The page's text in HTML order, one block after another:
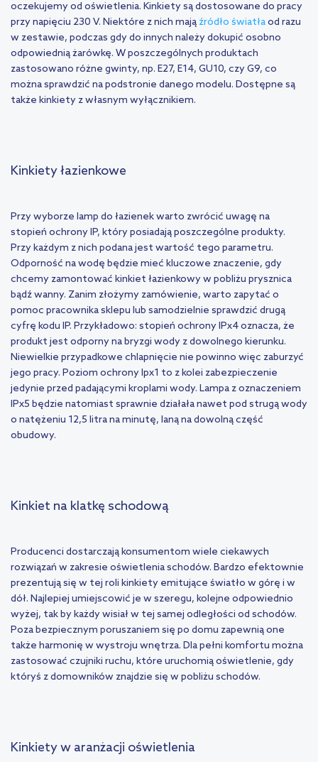
oczekujemy od oświetlenia. Kinkiety są dostosowane do pracy
przy napięciu 230 V. Niektóre z nich mają źródło światłaod razu
w zestawie, podczas gdy do innych należy dokupić osobno
odpowiednią żarówkę. W poszczególnych produktach
zastosowano różne gwinty, np. E27, E14, GU10, czy G9, co
można sprawdzić na podstronie danego modelu. Dostępne są
także kinkiety z własnym wyłącznikiem.
Kinkiety łazienkowe
Przy wyborze lamp do łazienek warto zwrócić uwagę na
stopień ochrony IP, który posiadają poszczególne produkty.
Przy każdym z nich podana jest wartość tego parametru.
Odporność na wodę będzie mieć kluczowe znaczenie, gdy
chcemy zamontować kinkiet łazienkowy w pobliżu prysznica
bądź wanny. Zanim złożymy zamówienie, warto zapytać o
pomoc pracownika sklepu lub samodzielnie sprawdzić drugą
cyfrę kodu IP. Przykładowo: stopień ochrony IPx4 oznacza, że
produkt jest odporny na bryzgi wody z dowolnego kierunku.
Niewielkie przypadkowe chlapnięcie nie powinno więc zaburzyć
jego pracy. Poziom ochrony Ipx1 to z kolei zabezpieczenie
jedynie przed padającymi kroplami wody. Lampa z oznaczeniem
IPx5 będzie natomiast sprawnie działała nawet pod strugą wody
o natężeniu 12,5 litra na minutę, laną na dowolną część
obudowy.
Kinkiet na klatkę schodową
Producenci dostarczają konsumentom wiele ciekawych
rozwiązań w zakresie oświetlenia schodów. Bardzo efektownie
prezentują się w tej roli kinkiety emitujące światło w górę i w
dół. Najlepiej umiejscowić je w szeregu, kolejne odpowiednio
wyżej, tak by każdy wisiał w tej samej odległości od schodów.
Poza bezpiecznym poruszaniem się po domu zapewnią one
także harmonię w wystroju wnętrza. Dla pełni komfortu można
zastosować czujniki ruchu, które uruchomią oświetlenie, gdy
któryś z domowników znajdzie się w pobliżu schodów.
Kinkiety w aranżacji oświetlenia